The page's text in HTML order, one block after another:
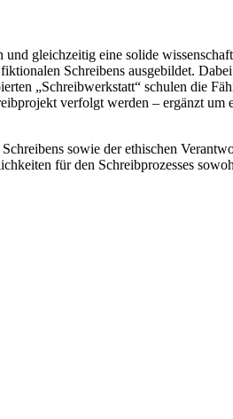
gleichzeitig eine solide
Schreibens ausgebildet. Dabei
„Schreibwerkstatt“ schulen die
verfolgt werden – ergänzt um
sowie der ethischen
für den Schreibprozesses